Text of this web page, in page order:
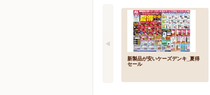
新製品が安いケーズデンキ_夏得
セール